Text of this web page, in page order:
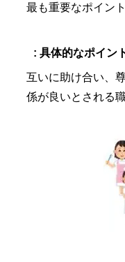
最も重要なポイン
: 具体的なポイン
互いに助け合い、
係が良いとされる